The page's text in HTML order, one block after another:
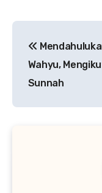
pos
Wahyu,
Sunnah